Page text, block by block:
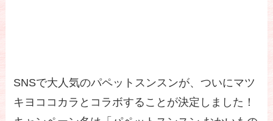
SNSで大人気のパペットスンスンが、ついにマツ
キヨココカラとコラボすることが決定しました！